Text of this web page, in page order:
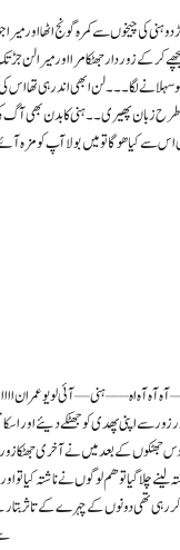
دو ہنی کی چیخوں سے کمرہ گونج اٹھا
پیچھے کر کے زور دار جھٹکا مرا اور
لگا ۔ ۔ ۔ لن ابھی اندر ہی
پھیری۔۔ ہنی کا بدن بھی آگ کی
اس سے کیا ھوگا تو میں بولا آپ کو
آه آه آه اه – – – ہنی – – آئی لو یو
سے اپنی پھدی کو جھٹکے دیئے اور
کے بعد میں نے آخری جھٹکا زور
لینے چلا گیا تو ھم لوگوں نے ناشتہ کیا
رہی تھی دونوں کے چہرے کے تاثر بتا